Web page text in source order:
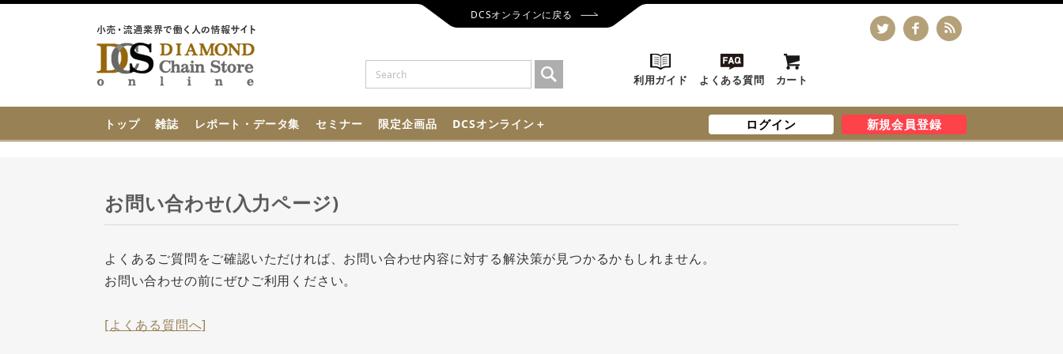
DCSオンラインに戻る
利用ガイド よくある質問 カート
トップ 雑誌 レポート・データ集 セミナー 限定企画品 DCSオンライン＋ ログイン 新規会員登録
お問い合わせ(入力ページ)
よくあるご質問をご確認いただければ、お問い合わせ内容に対する解決策が見つかるかもしれません。
お問い合わせの前にぜひご利用ください。
[よくある質問へ]